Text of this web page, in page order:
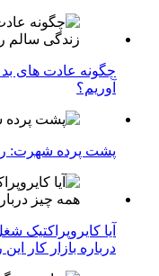
چگونه عادت‌ های
آوریم؟
پشت پرده شهرت:
آیا
درباره بازار کار